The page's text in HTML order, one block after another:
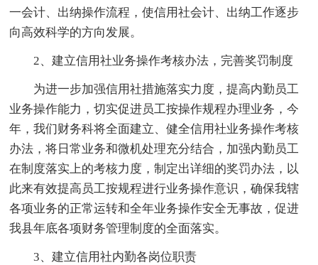
一会计、出纳操作流程，使信用社会计、出纳工作逐步
向高效科学的方向发展。
2、建立信用社业务操作考核办法，完善奖罚制度
为进一步加强信用社措施落实力度，提高内勤员工
业务操作能力，切实促进员工按操作规程办理业务，今
年，我们财务科将全面建立、健全信用社业务操作考核
办法，将日常业务和微机处理充分结合，加强内勤员工
在制度落实上的考核力度，制定出详细的奖罚办法，以
此来有效提高员工按规程进行业务操作意识，确保我辖
各项业务的正常运转和全年业务操作安全无事故，促进
我县年底各项财务管理制度的全面落实。
3、建立信用社内勤各岗位职责